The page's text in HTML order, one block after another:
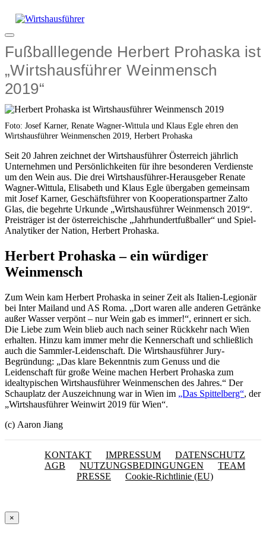
Inhalt
Menü
Fußballlegende Herbert Prohaska ist
„Wirtshausführer Weinmensch
2019“
Foto: Josef Karner, Renate Wagner-Wittula und Klaus Egle ehren den
Wirtshausführer Weinmenschen 2019, Herbert Prohaska
Seit 20 Jahren zeichnet der Wirtshausführer Österreich jährlich
Unternehmen und Persönlichkeiten für ihre besonderen Verdienste
um den Wein aus. Die drei Wirtshausführer-Herausgeber Renate
Wagner-Wittula, Elisabeth und Klaus Egle übergaben gemeinsam
mit Josef Karner, Geschäftsführer von Kooperationspartner Zalto
Glas, die begehrte Urkunde „Wirtshausführer Weinmensch 2019“.
Preisträger ist der österreichische „Jahrhundertfußballer“ und Spiel-
Analytiker der Nation, Herbert Prohaska.
Herbert Prohaska – ein würdiger
Weinmensch
Zum Wein kam Herbert Prohaska in seiner Zeit als Italien-Legionär
bei Inter Mailand und AS Roma. „Dort waren alle anderen Getränke
außer Wasser verpönt – nur Wein gab es immer!“, erinnert er sich.
Die Liebe zum Wein blieb auch nach seiner Rückkehr nach Wien
erhalten. Hinzu kam immer mehr die Kennerschaft und schließlich
auch die Sammler-Leidenschaft. Die Wirtshausführer Jury-
Begründung: „Das klare Bekenntnis zum Genuss und die
Leidenschaft für große Weine machen Herbert Prohaska zum
idealtypischen Wirtshausführer Weinmenschen des Jahres.“ Der
Schauplatz der Auszeichnung war in Wien im „Das Spittelberg“, der
„Wirtshausführer Weinwirt 2019 für Wien“.
(c) Aaron Jiang
KONTAKT IMPRESSUM
DATENSCHUTZ
AGB
NUTZUNGSBEDINGUNGEN
TEAM
PRESSE
Cookie-Richtlinie (EU)
×